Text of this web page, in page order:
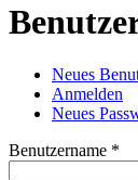
Haupt-
Neues
Anmelden
Neues
Benutzername *